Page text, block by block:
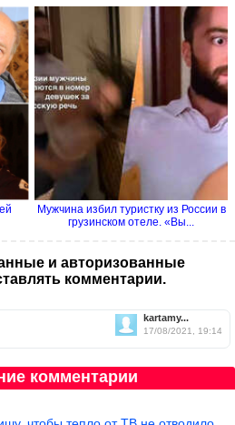
Мужчина избил туристку из России в
грузинском отеле. «Вы...
и авторизованные
комментарии.
kartamy...
17/08/2021, 19:14
комментарии